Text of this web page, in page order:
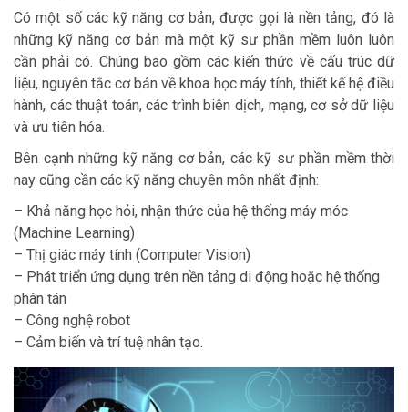
Có một số các kỹ năng cơ bản, được gọi là nền tảng, đó là
những kỹ năng cơ bản mà một kỹ sư phần mềm luôn luôn
cần phải có. Chúng bao gồm các kiến thức về cấu trúc dữ
liệu, nguyên tắc cơ bản về khoa học máy tính, thiết kế hệ điều
hành, các thuật toán, các trình biên dịch, mạng, cơ sở dữ liệu
và ưu tiên hóa.
Bên cạnh những kỹ năng cơ bản, các kỹ sư phần mềm thời
nay cũng cần các kỹ năng chuyên môn nhất định:
– Khả năng học hỏi, nhận thức của hệ thống máy móc
(Machine Learning)
– Thị giác máy tính (Computer Vision)
– Phát triển ứng dụng trên nền tảng di động hoặc hệ thống
phân tán
– Công nghệ robot
– Cảm biến và trí tuệ nhân tạo.